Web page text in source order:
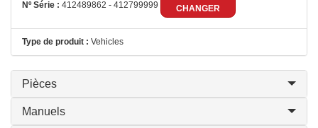
Nº Série : 412489862 - 412799999 CHANGER
Type de produit : Vehicles
Pièces
Manuels